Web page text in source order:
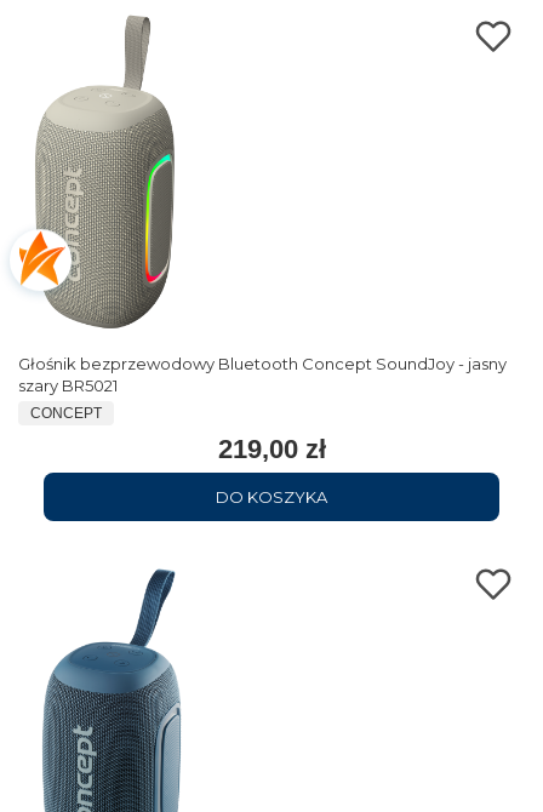
Głośnik bezprzewodowy Bluetooth Concept SoundJoy - jasny
szary BR5021
CONCEPT
219,00 zł
DO KOSZYKA